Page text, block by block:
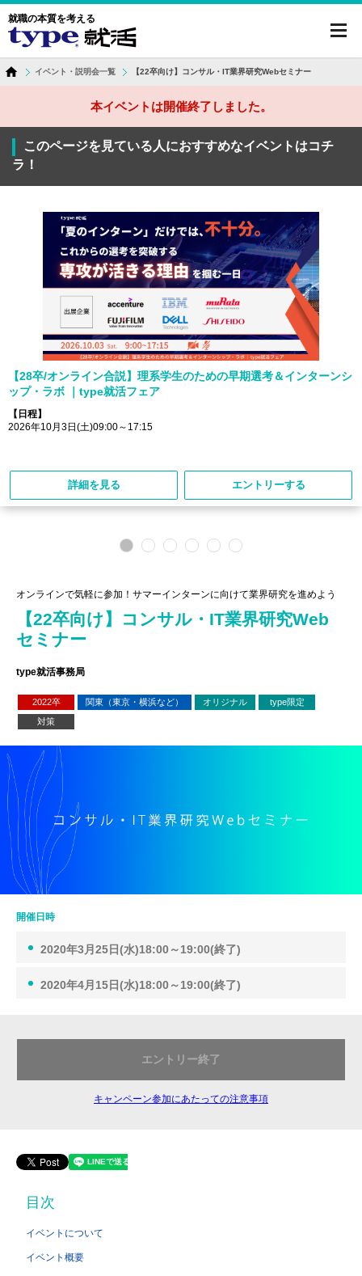
就職の本質を考える
イベント・説明会一覧 【22卒向け】コンサル・IT業界研究Webセミナー
本イベントは開催終了しました。
このページを見ている人におすすめなイベントはコチ
ラ！
【28卒/オンライン合説】理系学生のための早期選考＆インターンシ
ップ・ラボ ｜type就活フェア
【日程】
2026年10月3日(土)09:00～17:15
詳細を見る エントリーする
オンラインで気軽に参加！サマーインターンに向けて業界研究を進めよう
【22卒向け】コンサル・IT業界研究Web
セミナー
type就活事務局
2022卒 関東（東京・横浜など） オリジナル
type限定
対策
開催日時
2020年3月25日(水)18:00～19:00(終了)
2020年4月15日(水)18:00～19:00(終了)
エントリー終了
キャンペーン参加にあたっての注意事項
目次
イベントについて
イベント概要